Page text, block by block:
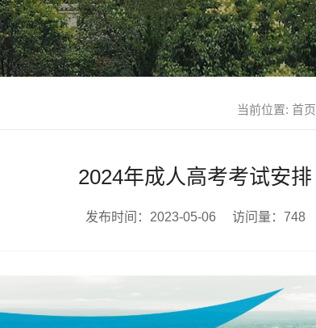
当前位置: 首页
2024年成人高考考试安排
发布时间：2023-05-06 访问量： 748